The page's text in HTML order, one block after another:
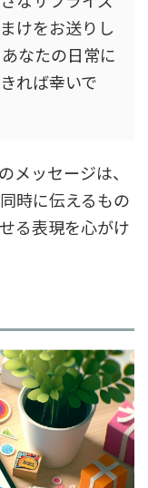
けをお送りし
なたの日常に
れば幸いで
メッセージは、
時に伝えるもの
る表現を心がけ